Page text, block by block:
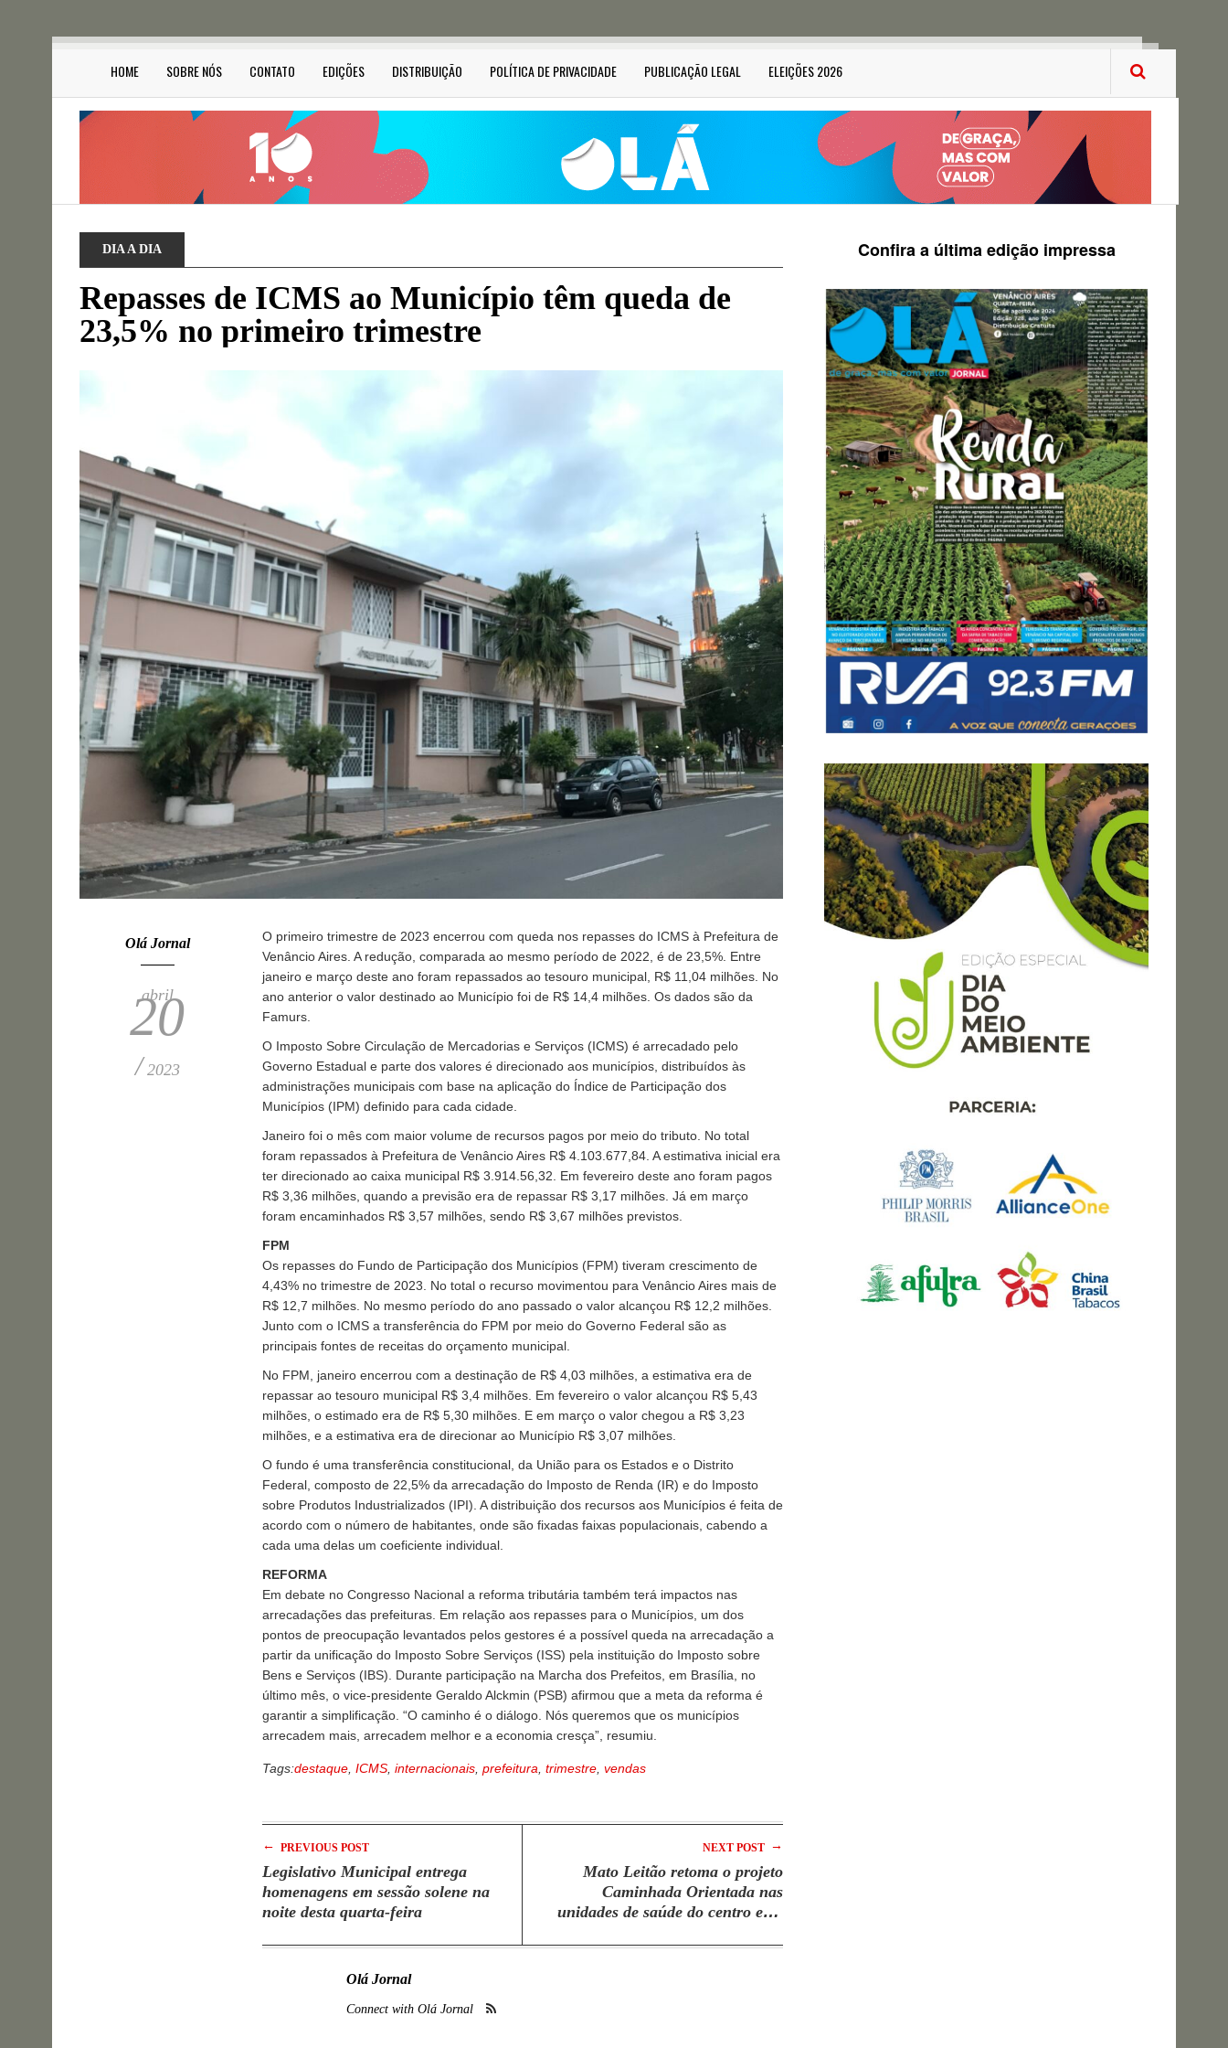
HOME SOBRE NÓS CONTATO EDIÇÕES DISTRIBUIÇÃO POLÍTICA DE PRIVACIDADE PUBLICAÇÃO LEGAL ELEIÇÕES 2026
DIA A DIA
Repasses de ICMS ao Município têm queda de
23,5% no primeiro trimestre
Olá Jornal
abril
20
/2023
O primeiro trimestre de 2023 encerrou com queda nos repasses do ICMS à Prefeitura de
Venâncio Aires. A redução, comparada ao mesmo período de 2022, é de 23,5%. Entre
janeiro e março deste ano foram repassados ao tesouro municipal, R$ 11,04 milhões. No
ano anterior o valor destinado ao Município foi de R$ 14,4 milhões. Os dados são da
Famurs.
O Imposto Sobre Circulação de Mercadorias e Serviços (ICMS) é arrecadado pelo
Governo Estadual e parte dos valores é direcionado aos municípios, distribuídos às
administrações municipais com base na aplicação do Índice de Participação dos
Municípios (IPM) definido para cada cidade.
Janeiro foi o mês com maior volume de recursos pagos por meio do tributo. No total
foram repassados à Prefeitura de Venâncio Aires R$ 4.103.677,84. A estimativa inicial era
ter direcionado ao caixa municipal R$ 3.914.56,32. Em fevereiro deste ano foram pagos
R$ 3,36 milhões, quando a previsão era de repassar R$ 3,17 milhões. Já em março
foram encaminhados R$ 3,57 milhões, sendo R$ 3,67 milhões previstos.
FPM
Os repasses do Fundo de Participação dos Municípios (FPM) tiveram crescimento de
4,43% no trimestre de 2023. No total o recurso movimentou para Venâncio Aires mais de
R$ 12,7 milhões. No mesmo período do ano passado o valor alcançou R$ 12,2 milhões.
Junto com o ICMS a transferência do FPM por meio do Governo Federal são as
principais fontes de receitas do orçamento municipal.
No FPM, janeiro encerrou com a destinação de R$ 4,03 milhões, a estimativa era de
repassar ao tesouro municipal R$ 3,4 milhões. Em fevereiro o valor alcançou R$ 5,43
milhões, o estimado era de R$ 5,30 milhões. E em março o valor chegou a R$ 3,23
milhões, e a estimativa era de direcionar ao Município R$ 3,07 milhões.
O fundo é uma transferência constitucional, da União para os Estados e o Distrito
Federal, composto de 22,5% da arrecadação do Imposto de Renda (IR) e do Imposto
sobre Produtos Industrializados (IPI). A distribuição dos recursos aos Municípios é feita de
acordo com o número de habitantes, onde são fixadas faixas populacionais, cabendo a
cada uma delas um coeficiente individual.
REFORMA
Em debate no Congresso Nacional a reforma tributária também terá impactos nas
arrecadações das prefeituras. Em relação aos repasses para o Municípios, um dos
pontos de preocupação levantados pelos gestores é a possível queda na arrecadação a
partir da unificação do Imposto Sobre Serviços (ISS) pela instituição do Imposto sobre
Bens e Serviços (IBS). Durante participação na Marcha dos Prefeitos, em Brasília, no
último mês, o vice-presidente Geraldo Alckmin (PSB) afirmou que a meta da reforma é
garantir a simplificação. “O caminho é o diálogo. Nós queremos que os municípios
arrecadem mais, arrecadem melhor e a economia cresça”, resumiu.
Tags:destaque ICMS internacionais prefeitura trimestre vendas
← PREVIOUS POST
Legislativo Municipal entrega
homenagens em sessão solene na
noite desta quarta-feira
NEXT POST →
Mato Leitão retoma o projeto
Caminhada Orientada nas
unidades de saúde do centro e de
Olá Jornal
Connect with Olá Jornal
Confira a última edição impressa